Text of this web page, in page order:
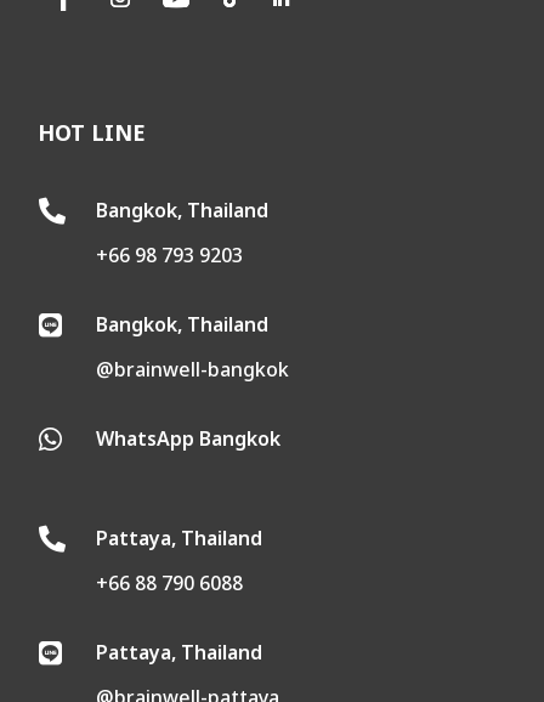
HOT LINE

Bangkok, Thailand
+66 98 793 9203

Bangkok, Thailand
@brainwell-bangkok
 WhatsApp Bangkok

Pattaya, Thailand
+66 88 790 6088

Pattaya, Thailand